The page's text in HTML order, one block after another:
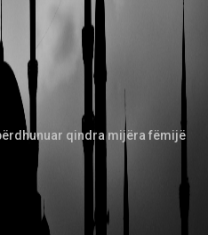
qindra mijëra fëmijë